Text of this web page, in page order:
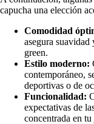
capucha una elección
Comodidad
asegura
green.
Estilo moderno:
contemporáneo,
deportivas o de
Funcionalidad:
expectativas de
concentrada en tu